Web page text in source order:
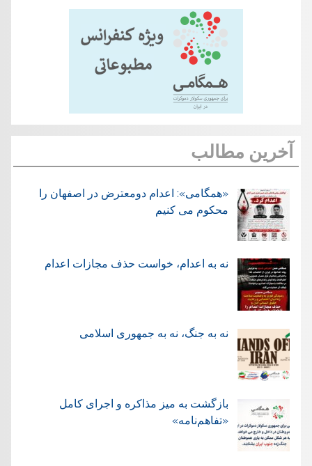
آخرین مطالب
«همگامی»: اعدام دومعترض در اصفهان را
محکوم می کنیم
نه به اعدام، خواست حذف مجازات اعدام
نه به جنگ، نه به جمهوری اسلامی
بازگشت به میز مذاکره و اجرای کامل
«تفاهم‌نامه»